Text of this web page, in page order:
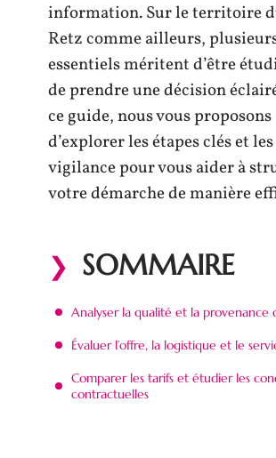
information. Sur le territoire
Retz comme ailleurs,
essentiels méritent d’être
de prendre une décision
ce guide, nous vous proposons
d’explorer les étapes clés et
vigilance pour vous aider à
votre démarche de manière
SOMMAIRE
Analyser la qualité et la provenance
Évaluer l’offre, la logistique et le
Comparer les tarifs et étudier les
contractuelles